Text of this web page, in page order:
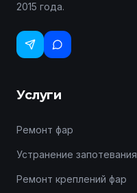
2015 года.
Услуги
Ремонт фар
Устранение запотевания
Ремонт креплений фар